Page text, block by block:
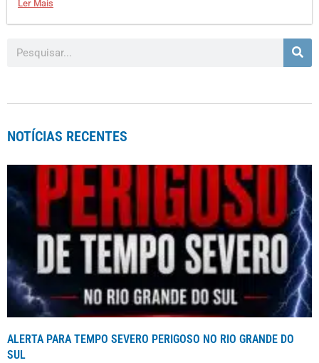
Ler Mais
NOTÍCIAS RECENTES
ALERTA PARA TEMPO SEVERO PERIGOSO NO RIO GRANDE DO
SUL